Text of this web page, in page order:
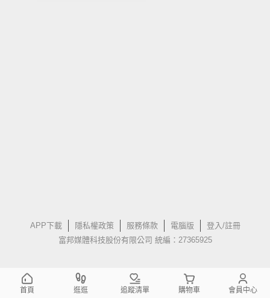
APP下載 隱私權政策 服務條款 電腦版
登入/註冊
富邦媒體科技股份有限公司 統編：27365925
首頁 逛逛 追蹤清單 購物車 會員中心